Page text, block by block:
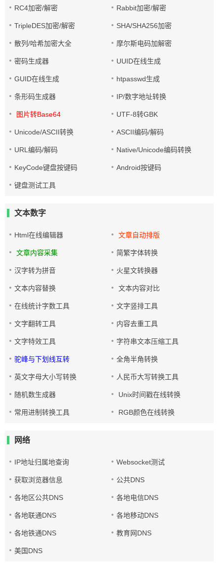
RC4加密/解密 Rabbit加密/解密
TripleDES加密/解密 SHA/SHA256加密
散列/哈希加密大全 摩尔斯电码加解密
密码生成器 UUID在线生成
GUID在线生成 htpasswd生成
条形码生成器 IP/数字地址转换
图片转Base64 UTF-8转GBK
Unicode/ASCII转换 ASCII编码/解码
URL编码/解码 Native/Unicode编码转换
KeyCode键盘按键码 Android按键码
键盘测试工具
文本数字
Html在线编辑器 文章自动排版
文章内容采集 简繁字体转换
汉字转为拼音 火星文转换器
文本内容替换 文本内容对比
在线统计字数工具 文字竖排工具
文字翻转工具 内容去重工具
文字特效工具 字符串文本压缩工具
驼峰与下划线互转 全角半角转换
英文字母大小写转换 人民币大写转换工具
随机数生成器 Unix时间戳在线转换
常用进制转换工具 RGB颜色在线转换
网络
IP地址归属地查询 Websocket测试
获取浏览器信息 公共DNS
各地区公共DNS 各地电信DNS
各地联通DNS 各地移动DNS
各地铁通DNS 教育网DNS
美国DNS